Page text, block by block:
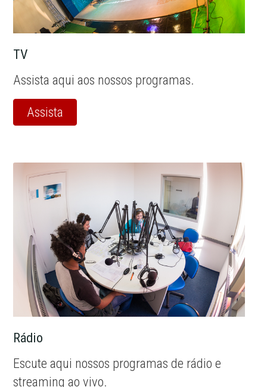
TV
Assista aqui aos nossos programas.
Assista
Rádio
Escute aqui nossos programas de rádio e
streaming ao vivo.